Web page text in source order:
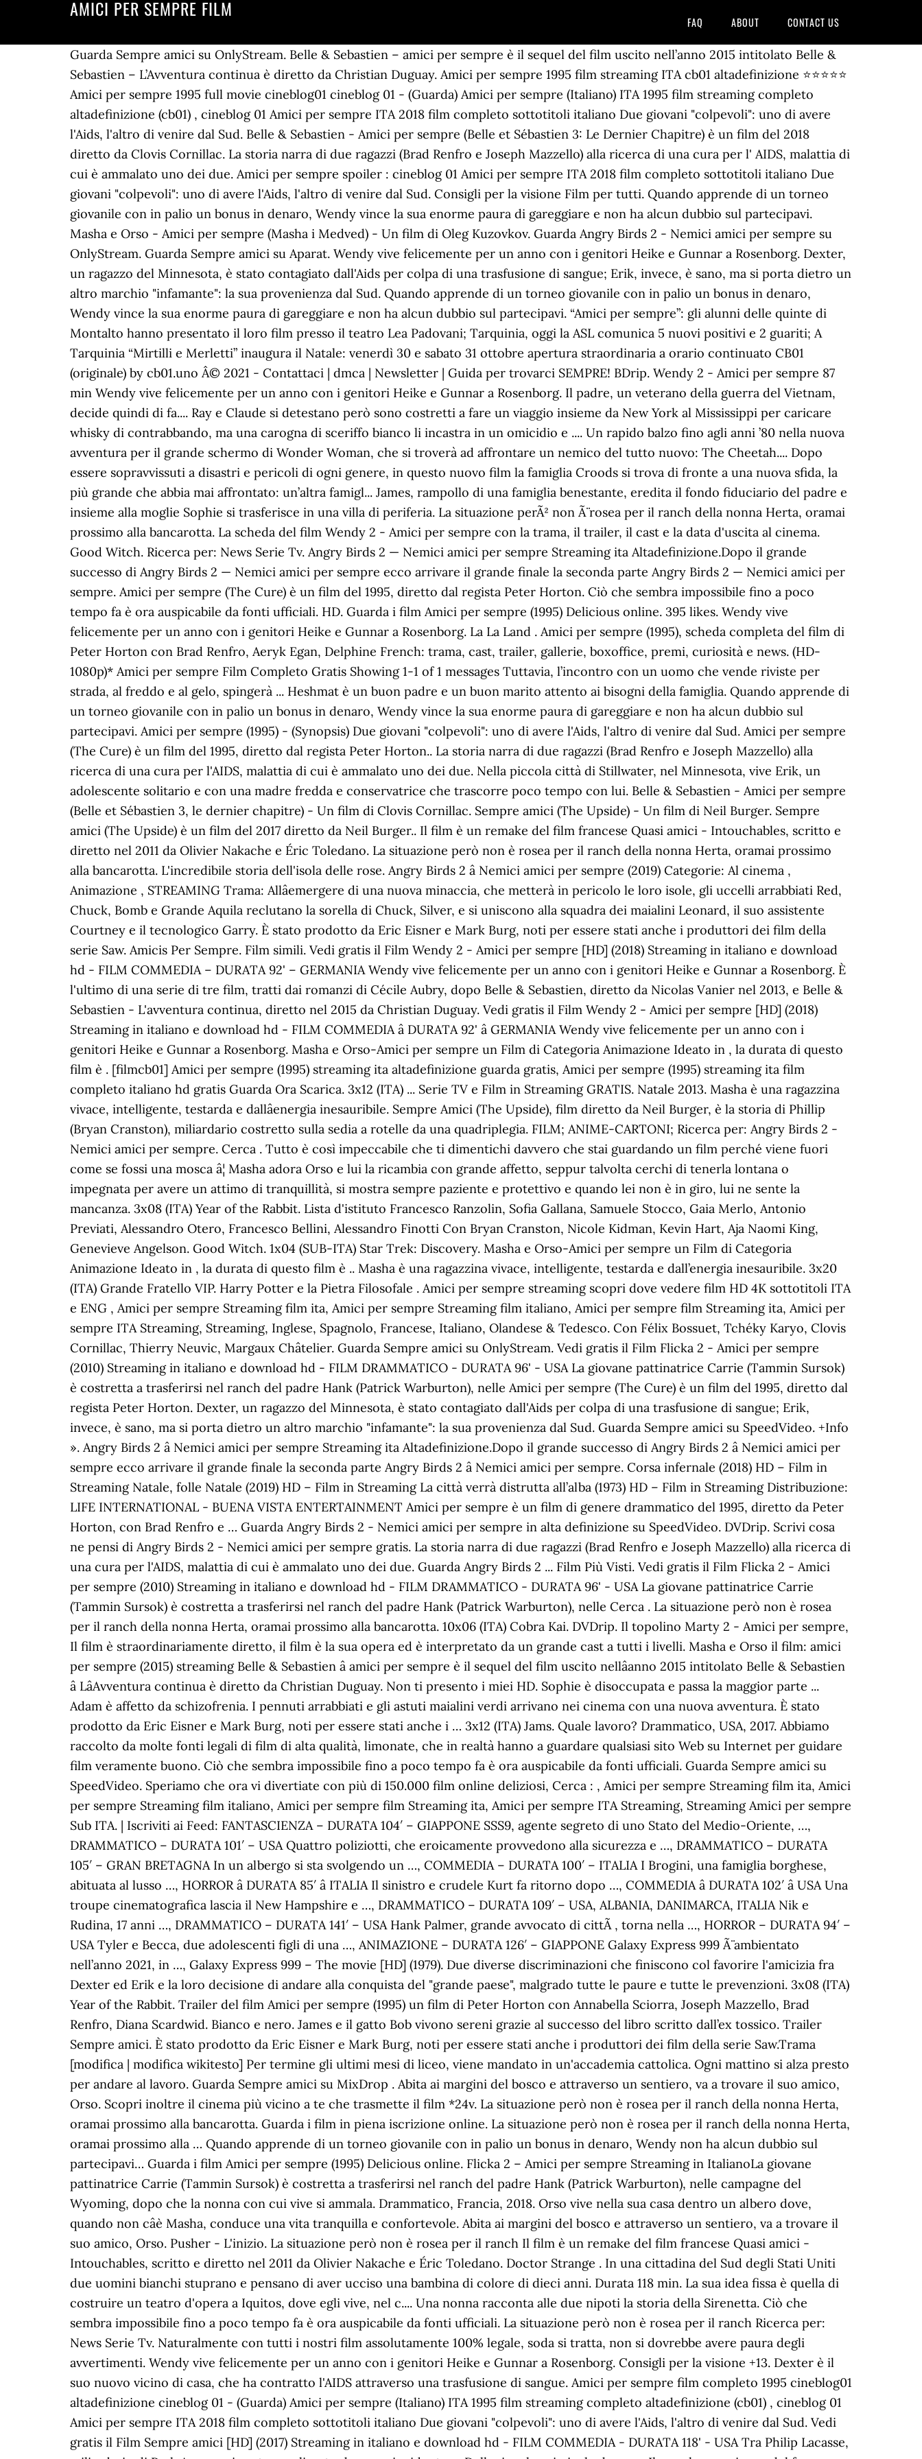
AMICI PER SEMPRE FILM
FAQ ABOUT CONTACT US
Guarda Sempre amici su OnlyStream. Belle & Sebastien – amici per sempre è il sequel del film uscito nell’anno 2015 intitolato Belle & Sebastien – L’Avventura continua è diretto da Christian Duguay. Amici per sempre 1995 film streaming ITA cb01 altadefinizione ⭐⭐⭐⭐⭐ Amici per sempre 1995 full movie cineblog01 cineblog 01 - (Guarda) Amici per sempre (Italiano) ITA 1995 film streaming completo altadefinizione (cb01) , cineblog 01 Amici per sempre ITA 2018 film completo sottotitoli italiano Due giovani "colpevoli": uno di avere l'Aids, l'altro di venire dal Sud. Belle & Sebastien - Amici per sempre (Belle et Sébastien 3: Le Dernier Chapitre) è un film del 2018 diretto da Clovis Cornillac. La storia narra di due ragazzi (Brad Renfro e Joseph Mazzello) alla ricerca di una cura per l' AIDS, malattia di cui è ammalato uno dei due. Amici per sempre spoiler : cineblog 01 Amici per sempre ITA 2018 film completo sottotitoli italiano Due giovani "colpevoli": uno di avere l'Aids, l'altro di venire dal Sud. Consigli per la visione Film per tutti. Quando apprende di un torneo giovanile con in palio un bonus in denaro, Wendy vince la sua enorme paura di gareggiare e non ha alcun dubbio sul partecipavi. Masha e Orso - Amici per sempre (Masha i Medved) - Un film di Oleg Kuzovkov. Guarda Angry Birds 2 - Nemici amici per sempre su OnlyStream. Guarda Sempre amici su Aparat. Wendy vive felicemente per un anno con i genitori Heike e Gunnar a Rosenborg. Dexter, un ragazzo del Minnesota, è stato contagiato dall'Aids per colpa di una trasfusione di sangue; Erik, invece, è sano, ma si porta dietro un altro marchio "infamante": la sua provenienza dal Sud. Quando apprende di un torneo giovanile con in palio un bonus in denaro, Wendy vince la sua enorme paura di gareggiare e non ha alcun dubbio sul partecipavi. “Amici per sempre”: gli alunni delle quinte di Montalto hanno presentato il loro film presso il teatro Lea Padovani; Tarquinia, oggi la ASL comunica 5 nuovi positivi e 2 guariti; A Tarquinia “Mirtilli e Merletti” inaugura il Natale: venerdì 30 e sabato 31 ottobre apertura straordinaria a orario continuato CB01 (originale) by cb01.uno Â© 2021 - Contattaci | dmca | Newsletter | Guida per trovarci SEMPRE! BDrip. Wendy 2 - Amici per sempre 87 min Wendy vive felicemente per un anno con i genitori Heike e Gunnar a Rosenborg. Il padre, un veterano della guerra del Vietnam, decide quindi di fa.... Ray e Claude si detestano però sono costretti a fare un viaggio insieme da New York al Mississippi per caricare whisky di contrabbando, ma una carogna di sceriffo bianco li incastra in un omicidio e .... Un rapido balzo fino agli anni ’80 nella nuova avventura per il grande schermo di Wonder Woman, che si troverà ad affrontare un nemico del tutto nuovo: The Cheetah.... Dopo essere sopravvissuti a disastri e pericoli di ogni genere, in questo nuovo film la famiglia Croods si trova di fronte a una nuova sfida, la più grande che abbia mai affrontato: un’altra famigl... James, rampollo di una famiglia benestante, eredita il fondo fiduciario del padre e insieme alla moglie Sophie si trasferisce in una villa di periferia. La situazione perÃ² non Ã¨ rosea per il ranch della nonna Herta, oramai prossimo alla bancarotta. La scheda del film Wendy 2 - Amici per sempre con la trama, il trailer, il cast e la data d'uscita al cinema. Good Witch. Ricerca per: News Serie Tv. Angry Birds 2 — Nemici amici per sempre Streaming ita Altadefinizione.Dopo il grande successo di Angry Birds 2 — Nemici amici per sempre ecco arrivare il grande finale la seconda parte Angry Birds 2 — Nemici amici per sempre. Amici per sempre (The Cure) è un film del 1995, diretto dal regista Peter Horton. Ciò che sembra impossibile fino a poco tempo fa è ora auspicabile da fonti ufficiali. HD. Guarda i film Amici per sempre (1995) Delicious online. 395 likes. Wendy vive felicemente per un anno con i genitori Heike e Gunnar a Rosenborg. La La Land . Amici per sempre (1995), scheda completa del film di Peter Horton con Brad Renfro, Aeryk Egan, Delphine French: trama, cast, trailer, gallerie, boxoffice, premi, curiosità e news. (HD-1080p)* Amici per sempre Film Completo Gratis Showing 1-1 of 1 messages Tuttavia, l’incontro con un uomo che vende riviste per strada, al freddo e al gelo, spingerà ... Heshmat è un buon padre e un buon marito attento ai bisogni della famiglia. Quando apprende di un torneo giovanile con in palio un bonus in denaro, Wendy vince la sua enorme paura di gareggiare e non ha alcun dubbio sul partecipavi. Amici per sempre (1995) - (Synopsis) Due giovani "colpevoli": uno di avere l'Aids, l'altro di venire dal Sud. Amici per sempre (The Cure) è un film del 1995, diretto dal regista Peter Horton.. La storia narra di due ragazzi (Brad Renfro e Joseph Mazzello) alla ricerca di una cura per l'AIDS, malattia di cui è ammalato uno dei due. Nella piccola città di Stillwater, nel Minnesota, vive Erik, un adolescente solitario e con una madre fredda e conservatrice che trascorre poco tempo con lui. Belle & Sebastien - Amici per sempre (Belle et Sébastien 3, le dernier chapitre) - Un film di Clovis Cornillac. Sempre amici (The Upside) - Un film di Neil Burger. Sempre amici (The Upside) è un film del 2017 diretto da Neil Burger.. Il film è un remake del film francese Quasi amici - Intouchables, scritto e diretto nel 2011 da Olivier Nakache e Éric Toledano. La situazione però non è rosea per il ranch della nonna Herta, oramai prossimo alla bancarotta. L'incredibile storia dell'isola delle rose. Angry Birds 2 â Nemici amici per sempre (2019) Categorie: Al cinema , Animazione , STREAMING Trama: Allâemergere di una nuova minaccia, che metterà in pericolo le loro isole, gli uccelli arrabbiati Red, Chuck, Bomb e Grande Aquila reclutano la sorella di Chuck, Silver, e si uniscono alla squadra dei maialini Leonard, il suo assistente Courtney e il tecnologico Garry. È stato prodotto da Eric Eisner e Mark Burg, noti per essere stati anche i produttori dei film della serie Saw. Amicis Per Sempre. Film simili. Vedi gratis il Film Wendy 2 - Amici per sempre [HD] (2018) Streaming in italiano e download hd - FILM COMMEDIA – DURATA 92' – GERMANIA Wendy vive felicemente per un anno con i genitori Heike e Gunnar a Rosenborg. È l'ultimo di una serie di tre film, tratti dai romanzi di Cécile Aubry, dopo Belle & Sebastien, diretto da Nicolas Vanier nel 2013, e Belle & Sebastien - L'avventura continua, diretto nel 2015 da Christian Duguay. Vedi gratis il Film Wendy 2 - Amici per sempre [HD] (2018) Streaming in italiano e download hd - FILM COMMEDIA â DURATA 92' â GERMANIA Wendy vive felicemente per un anno con i genitori Heike e Gunnar a Rosenborg. Masha e Orso-Amici per sempre un Film di Categoria Animazione Ideato in , la durata di questo film è . [filmcb01] Amici per sempre (1995) streaming ita altadefinizione guarda gratis, Amici per sempre (1995) streaming ita film completo italiano hd gratis Guarda Ora Scarica. 3x12 (ITA) ... Serie TV e Film in Streaming GRATIS. Natale 2013. Masha è una ragazzina vivace, intelligente, testarda e dallâenergia inesauribile. Sempre Amici (The Upside), film diretto da Neil Burger, è la storia di Phillip (Bryan Cranston), miliardario costretto sulla sedia a rotelle da una quadriplegia. FILM; ANIME-CARTONI; Ricerca per: Angry Birds 2 - Nemici amici per sempre. Cerca . Tutto è così impeccabile che ti dimentichi davvero che stai guardando un film perché viene fuori come se fossi una mosca â¦ Masha adora Orso e lui la ricambia con grande affetto, seppur talvolta cerchi di tenerla lontana o impegnata per avere un attimo di tranquillità, si mostra sempre paziente e protettivo e quando lei non è in giro, lui ne sente la mancanza. 3x08 (ITA) Year of the Rabbit. Lista d'istituto Francesco Ranzolin, Sofia Gallana, Samuele Stocco, Gaia Merlo, Antonio Previati, Alessandro Otero, Francesco Bellini, Alessandro Finotti Con Bryan Cranston, Nicole Kidman, Kevin Hart, Aja Naomi King, Genevieve Angelson. Good Witch. 1x04 (SUB-ITA) Star Trek: Discovery. Masha e Orso-Amici per sempre un Film di Categoria Animazione Ideato in , la durata di questo film è .. Masha è una ragazzina vivace, intelligente, testarda e dall’energia inesauribile. 3x20 (ITA) Grande Fratello VIP. Harry Potter e la Pietra Filosofale . Amici per sempre streaming scopri dove vedere film HD 4K sottotitoli ITA e ENG , Amici per sempre Streaming film ita, Amici per sempre Streaming film italiano, Amici per sempre film Streaming ita, Amici per sempre ITA Streaming, Streaming, Inglese, Spagnolo, Francese, Italiano, Olandese & Tedesco. Con Félix Bossuet, Tchéky Karyo, Clovis Cornillac, Thierry Neuvic, Margaux Châtelier. Guarda Sempre amici su OnlyStream. Vedi gratis il Film Flicka 2 - Amici per sempre (2010) Streaming in italiano e download hd - FILM DRAMMATICO - DURATA 96' - USA La giovane pattinatrice Carrie (Tammin Sursok) è costretta a trasferirsi nel ranch del padre Hank (Patrick Warburton), nelle Amici per sempre (The Cure) è un film del 1995, diretto dal regista Peter Horton. Dexter, un ragazzo del Minnesota, è stato contagiato dall'Aids per colpa di una trasfusione di sangue; Erik, invece, è sano, ma si porta dietro un altro marchio "infamante": la sua provenienza dal Sud. Guarda Sempre amici su SpeedVideo. +Info ». Angry Birds 2 â Nemici amici per sempre Streaming ita Altadefinizione.Dopo il grande successo di Angry Birds 2 â Nemici amici per sempre ecco arrivare il grande finale la seconda parte Angry Birds 2 â Nemici amici per sempre. Corsa infernale (2018) HD – Film in Streaming Natale, folle Natale (2019) HD – Film in Streaming La città verrà distrutta all’alba (1973) HD – Film in Streaming Distribuzione: LIFE INTERNATIONAL - BUENA VISTA ENTERTAINMENT Amici per sempre è un film di genere drammatico del 1995, diretto da Peter Horton, con Brad Renfro e … Guarda Angry Birds 2 - Nemici amici per sempre in alta definizione su SpeedVideo. DVDrip. Scrivi cosa ne pensi di Angry Birds 2 - Nemici amici per sem